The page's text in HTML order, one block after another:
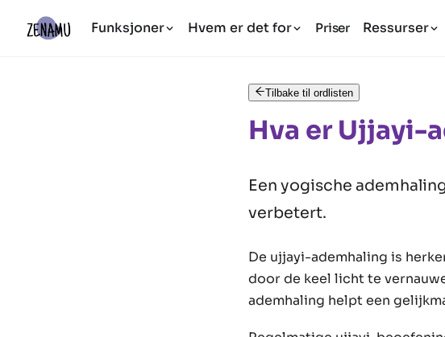
Funksjoner Hvem er det for Priser Ressurser
Tilbake til ordlisten
Hva er Ujjayi-
Een yogische
verbetert.
De ujjayi-ademhaling is
door de keel licht te
ademhaling helpt een